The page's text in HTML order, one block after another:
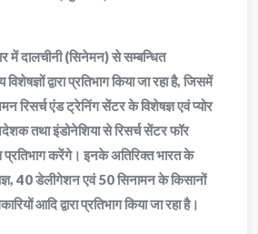
में दालचीनी (सिनेमन) से सम्बन्धित
द्वारा प्रतिभाग किया जा रहा है, जिसमें
रिसर्च एंड ट्रेनिंग सेंटर के विशेषज्ञ एवं प्योर
तथा इंडोनेशिया से रिसर्च सेंटर फॉर
प्रतिभाग करेंगे। इनके अतिरिक्त भारत के
40 डेलीगेशन एवं 50 सिनामन के किसानों
आदि द्वारा प्रतिभाग किया जा रहा है।